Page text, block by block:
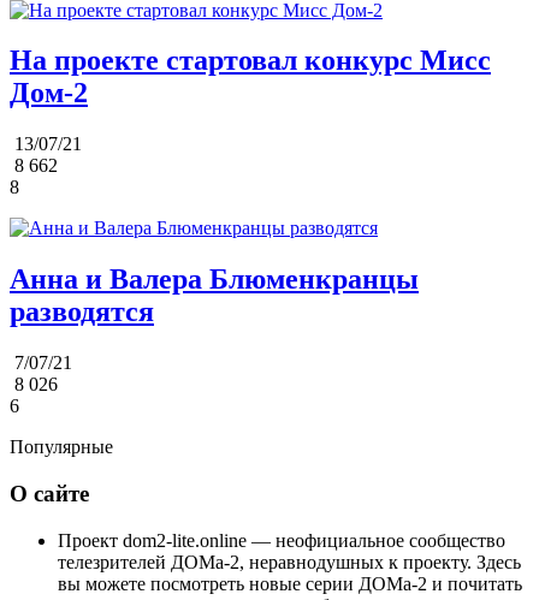
На проекте стартовал конкурс Мисс
Дом-2
13/07/21
8 662
8
Анна и Валера Блюменкранцы
разводятся
7/07/21
8 026
6
Популярные
О сайте
Проект dom2-lite.online — неофициальное сообщество
телезрителей ДОМа-2, неравнодушных к проекту. Здесь
вы можете посмотреть новые серии ДОМа-2 и почитать